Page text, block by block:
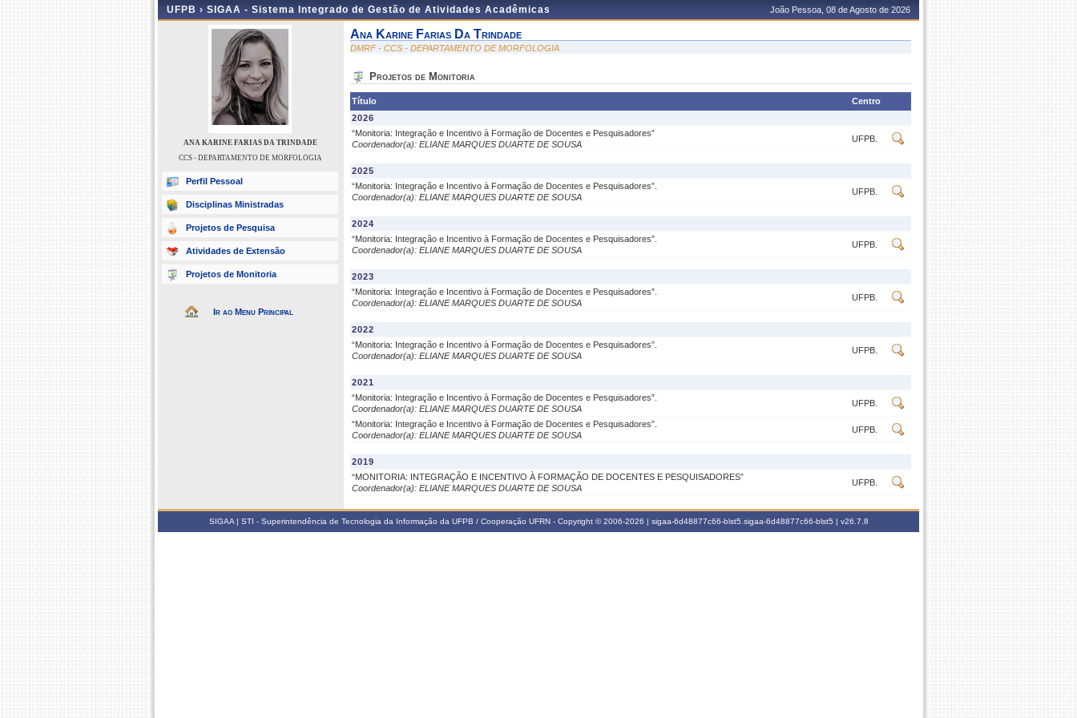
UFPB › SIGAA - Sistema Integrado de Gestão de Atividades Acadêmicas João Pessoa, 08 de Agosto de 2026
ANA KARINE FARIAS DA TRINDADE
CCS - DEPARTAMENTO DE MORFOLOGIA
Perfil Pessoal
Disciplinas Ministradas
Projetos de Pesquisa
Atividades de Extensão
Projetos de Monitoria
Ir ao Menu Principal
Ana Karine Farias Da Trindade
DMRF - CCS - DEPARTAMENTO DE MORFOLOGIA
Projetos de Monitoria
Título
Centro
2026
“Monitoria: Integração e Incentivo à Formação de Docentes e Pesquisadores”
Coordenador(a): ELIANE MARQUES DUARTE DE SOUSA
UFPB.
2025
“Monitoria: Integração e Incentivo à Formação de Docentes e Pesquisadores”.
Coordenador(a): ELIANE MARQUES DUARTE DE SOUSA
UFPB.
2024
“Monitoria: Integração e Incentivo à Formação de Docentes e Pesquisadores”.
Coordenador(a): ELIANE MARQUES DUARTE DE SOUSA
UFPB.
2023
“Monitoria: Integração e Incentivo à Formação de Docentes e Pesquisadores”.
Coordenador(a): ELIANE MARQUES DUARTE DE SOUSA
UFPB.
2022
“Monitoria: Integração e Incentivo à Formação de Docentes e Pesquisadores”.
Coordenador(a): ELIANE MARQUES DUARTE DE SOUSA
UFPB.
2021
“Monitoria: Integração e Incentivo à Formação de Docentes e Pesquisadores”.
Coordenador(a): ELIANE MARQUES DUARTE DE SOUSA
UFPB.
“Monitoria: Integração e Incentivo à Formação de Docentes e Pesquisadores”.
Coordenador(a): ELIANE MARQUES DUARTE DE SOUSA
UFPB.
2019
“MONITORIA: INTEGRAÇÃO E INCENTIVO À FORMAÇÃO DE DOCENTES E PESQUISADORES”
Coordenador(a): ELIANE MARQUES DUARTE DE SOUSA
UFPB.
SIGAA | STI - Superintendência de Tecnologia da Informação da UFPB / Cooperação UFRN - Copyright © 2006-2026 | sigaa-6d48877c66-blst5.sigaa-6d48877c66-blst5 | v26.7.8